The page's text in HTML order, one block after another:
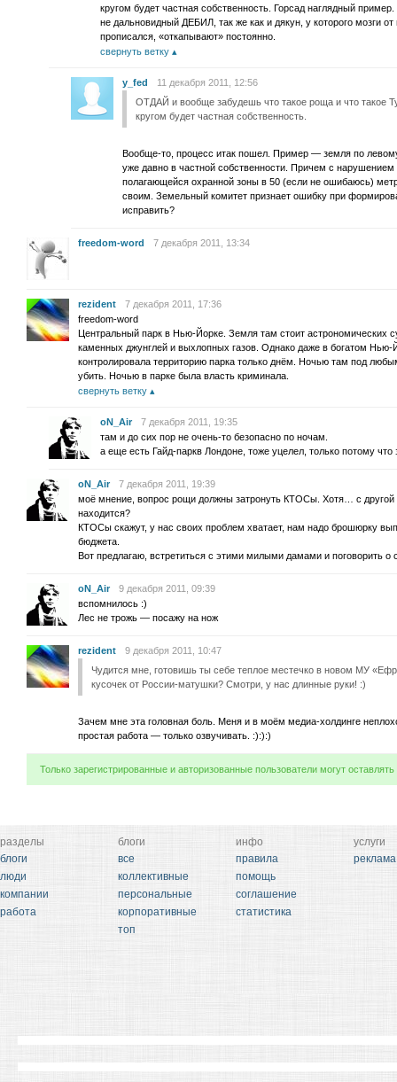
кругом будет частная собственность. Горсад наглядный
не дальновидный ДЕБИЛ, так же как и дякун, у которого мозги
прописался, «откапывают» постоянно.
свернуть ветку
y_fed
11 декабря 2011, 12:56
ОТДАЙ и вообще забудешь что такое роща и что такое
кругом будет частная собственность.
Вообще-то, процесс итак пошел. Пример — земля по
уже давно в частной собственности. Причем с
полагающейся охранной зоны в 50 (если не ошибаюсь)
своим. Земельный комитет признает ошибку при
исправить?
freedom-word 7 декабря 2011, 13:34
rezident
7 декабря 2011, 17:36
freedom-word
Центральный парк в Нью-Йорке. Земля там стоит астрономических
каменных джунглей и выхлопных газов. Однако даже в богатом
контролировала территорию парка только днём. Ночью там под
убить. Ночью в парке была власть криминала.
свернуть ветку
oN_Air
7 декабря 2011, 19:35
там и до сих пор не очень-то безопасно по ночам.
а еще есть Гайд-паркв Лондоне, тоже уцелел, только потому что
oN_Air
7 декабря 2011, 19:39
моё мнение, вопрос рощи должны затронуть КТОСы. Хотя… с другой
находится?
КТОСы скажут, у нас своих проблем хватает, нам надо брошюрку
бюджета.
Вот предлагаю, встретиться с этими милыми дамами и поговорить о
oN_Air
9 декабря 2011, 09:39
вспомнилось :)
Лес не трожь — посажу на нож
rezident
9 декабря 2011, 10:47
Чудится мне, готовишь ты себе теплое местечко в новом МУ
кусочек от России-матушки? Смотри, у нас длинные руки! :)
Зачем мне эта головная боль. Меня и в моём медиа-холдинге
простая работа — только озвучивать. :):):)
Только зарегистрированные и авторизованные пользователи могут
разделы
блоги
люди
компании
работа
блоги
все
коллективные
персональные
корпоративные
топ
инфо
правила
помощь
соглашение
статистика
услуги
реклама